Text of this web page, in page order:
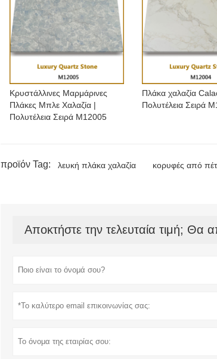
Κρυστάλλινες Μαρμάρινες
Πλάκες Μπλε Χαλαζία |
Πολυτέλεια Σειρά M12005
Πλάκα χαλαζία
Πολυτέλεια Σειρά
προϊόν Tag: λευκή πλάκα χαλαζία κορυφές από
Αποκτήστε την τελευταία τιμή;